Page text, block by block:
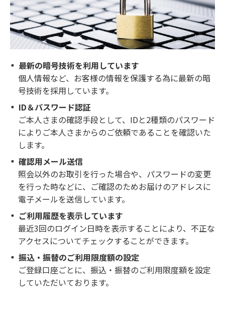
最新の暗号技術を利用しています
個人情報など、お客様の情報を保護する為に最新の暗
号技術を採用しています。
ID＆パスワード認証
ご本人さまの確認手段として、IDと2種類のパスワード
によりご本人さまからのご依頼であることを確認いた
します。
確認用メール送信
照会以外のお取引を行った場合や、パスワードの変更
を行った時などに、ご確認のためお届けのアドレスに
電子メールを送信しています。
ご利用履歴を表示しています
最近3回のログイン日時を表示することにより、不正な
アクセスについてチェックすることができます。
振込・振替のご利用限度額の設定
ご登録口座ごとに、振込・振替のご利用限度額を設定
していただいております。